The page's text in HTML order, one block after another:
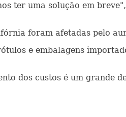
ter uma solução em
foram afetadas pelo
e embalagens
dos custos é um grande